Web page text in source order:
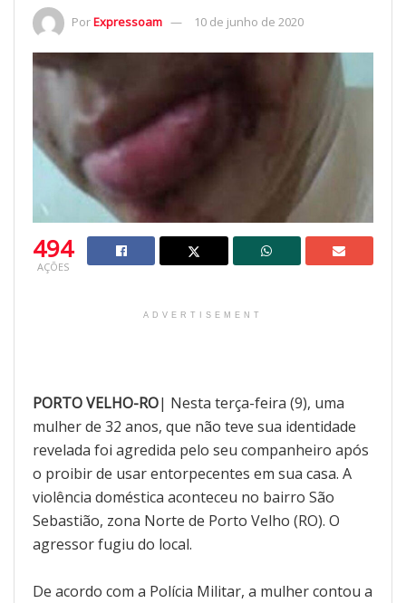
PorExpressoam 10 de junho de 2020
494
AÇÕES
ADVERTISEMENT
PORTO VELHO-RO| Nesta terça-feira (9), uma
mulher de 32 anos, que não teve sua identidade
revelada foi agredida pelo seu companheiro após
o proibir de usar entorpecentes em sua casa. A
violência doméstica aconteceu no bairro São
Sebastião, zona Norte de Porto Velho (RO). O
agressor fugiu do local.
De acordo com a Polícia Militar, a mulher contou a